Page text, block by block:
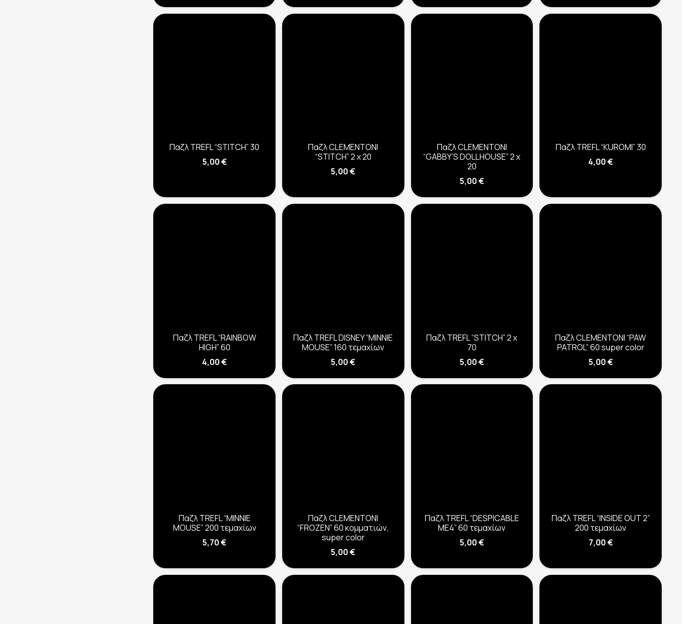
Παζλ TREFL “STITCH” 30
5,00€
Παζλ CLEMENTONI
“STITCH” 2 x 20
5,00€
Παζλ CLEMENTONI
“GABBY’S DOLLHOUSE” 2 x
20
5,00€
Παζλ TREFL “KUROMI” 30
4,00€
Παζλ TREFL “RAINBOW
HIGH” 60
4,00€
Παζλ TREFL DISNEY “MINNIE
MOUSE” 160 τεμαχίων
5,00€
Παζλ TREFL “STITCH” 2 x
70
5,00€
Παζλ CLEMENTONI “PAW
PATROL” 60 super color
5,00€
Παζλ TREFL “MINNIE
MOUSE” 200 τεμαχίων
5,70€
Παζλ CLEMENTONI
“FROZEN” 60 κομματιών,
super color
5,00€
Παζλ TREFL “DESPICABLE
ME4” 60 τεμαχίων
5,00€
Παζλ TREFL “INSIDE OUT 2”
200 τεμαχίων
7,00€